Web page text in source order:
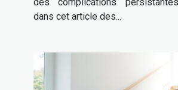
des complications
dans cet article des...